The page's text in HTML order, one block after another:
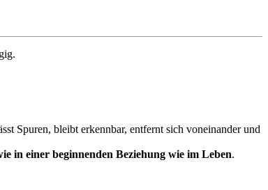
Spuren, bleibt erkennbar, entfernt sich voneinander und
in einer beginnenden Beziehung wie im Leben.